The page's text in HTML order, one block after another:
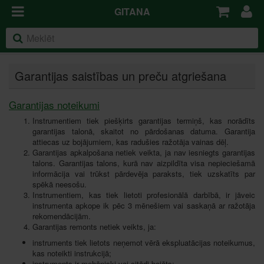
GITANA
Garantijas saistības un preču atgriešana
Garantijas noteikumi
Instrumentiem tiek piešķirts garantijas termiņš, kas norādīts
garantijas talonā, skaitot no pārdošanas datuma. Garantija
attiecas uz bojājumiem, kas radušies ražotāja vainas dēļ.
Garantijas apkalpošana netiek veikta, ja nav iesniegts garantijas
talons. Garantijas talons, kurā nav aizpildīta visa nepieciešamā
informācija vai trūkst pārdevēja paraksts, tiek uzskatīts par
spēkā neesošu.
Instrumentiem, kas tiek lietoti profesionālā darbībā, ir jāveic
instrumenta apkope ik pēc 3 mēnešiem vai saskaņā ar ražotāja
rekomendācijām.
Garantijas remonts netiek veikts, ja:
instruments tiek lietots neņemot vērā ekspluatācijas noteikumus,
kas noteikti instrukcijā;